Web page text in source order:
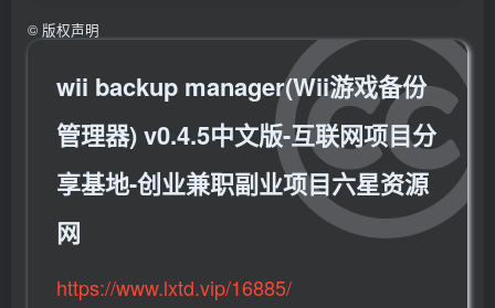
© 版权声明
wii backup manager(Wii游戏备份
管理器) v0.4.5中文版-互联网项目分
享基地-创业兼职副业项目六星资源
网
https://www.lxtd.vip/16885/